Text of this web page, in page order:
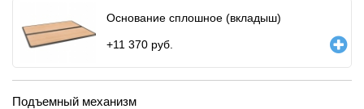
Основание сплошное (вкладыш)
+11 370 руб.
Подъемный механизм